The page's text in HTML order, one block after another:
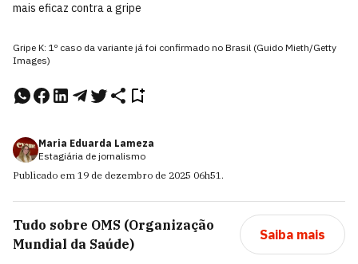
mais eficaz contra a gripe
Gripe K: 1º caso da variante já foi confirmado no Brasil (Guido Mieth/Getty
Images)
Maria Eduarda Lameza
Estagiária de jornalismo
Publicado em 19 de dezembro de 2025 06h51.
Tudo sobre OMS (Organização
Mundial da Saúde)
Saiba mais